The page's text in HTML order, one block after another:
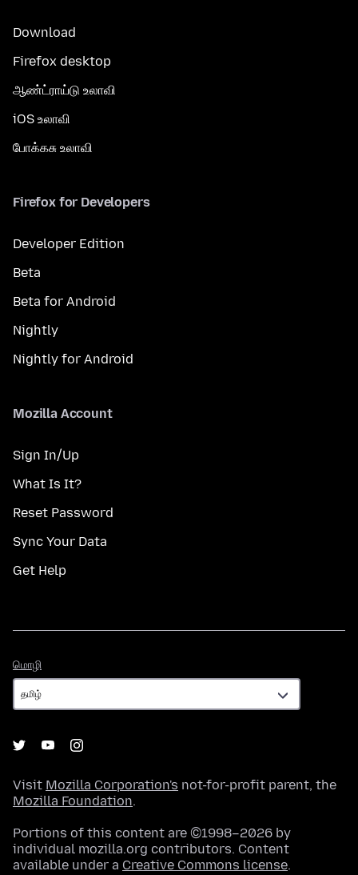
Download
Firefox desktop
ஆண்ட்ராய்டு உலாவி
iOS உலாவி
போக்கசு உலாவி
Firefox for Developers
Developer Edition
Beta
Beta for Android
Nightly
Nightly for Android
Mozilla Account
Sign In/Up
What Is It?
Reset Password
Sync Your Data
Get Help
மொழி
Visit Mozilla Corporation's not-for-profit parent, the
Mozilla Foundation.
Portions of this content are ©1998–2026 by
individual mozilla.org contributors. Content
available under a Creative Commons license.